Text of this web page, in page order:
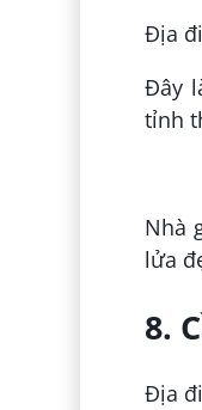
Địa
Đây
tỉnh
Nhà
lửa
8.
Địa